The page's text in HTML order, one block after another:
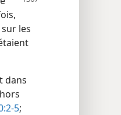
les
dans
5;